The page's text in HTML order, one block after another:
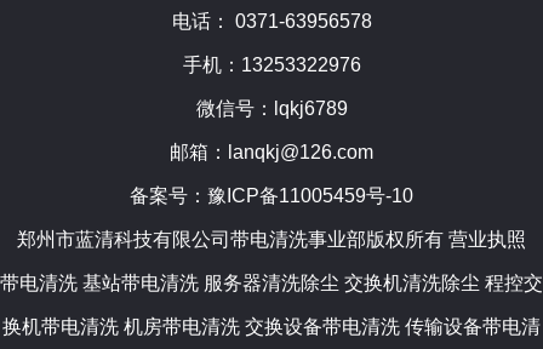
电话： 0371-63956578
手机：13253322976
微信号：lqkj6789
邮箱：lanqkj@126.com
备案号： 豫ICP备11005459号-10
郑州市蓝清科技有限公司带电清洗事业部版权所有 营业执照
带电清洗 基站带电清洗 服务器清洗除尘 交换机清洗除尘 程控交
换机带电清洗 机房带电清洗 交换设备带电清洗 传输设备带电清